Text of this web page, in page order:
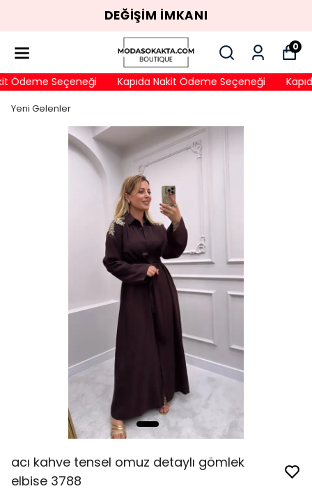
DEĞİŞİM İMKANI
0
Ödeme Seçeneği Kapıda Nakit Ödeme Seçeneği
Yeni Gelenler
acı kahve tensel omuz detaylı gömlek
elbise 3788